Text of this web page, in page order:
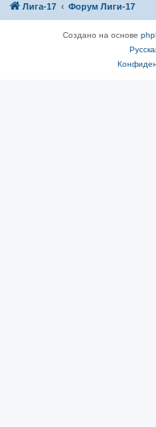
Лига-17 Форум Лиги-17
Создано на основе